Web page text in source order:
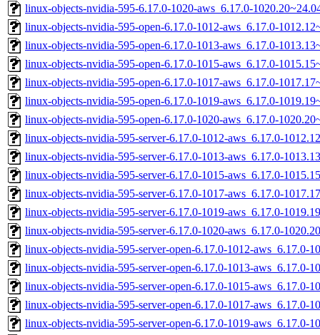
linux-objects-nvidia-595-6.17.0-1020-aws_6.17.0-
linux-objects-nvidia-595-open-6.17.0-1012-aws_6.17.0-
linux-objects-nvidia-595-open-6.17.0-1013-aws_6.17.0-
linux-objects-nvidia-595-open-6.17.0-1015-aws_6.17.0-
linux-objects-nvidia-595-open-6.17.0-1017-aws_6.17.0-
linux-objects-nvidia-595-open-6.17.0-1019-aws_6.17.0-
linux-objects-nvidia-595-open-6.17.0-1020-aws_6.17.0-
linux-objects-nvidia-595-server-6.17.0-1012-aws_6.17.0-
linux-objects-nvidia-595-server-6.17.0-1013-aws_6.17.0-
linux-objects-nvidia-595-server-6.17.0-1015-aws_6.17.0-
linux-objects-nvidia-595-server-6.17.0-1017-aws_6.17.0-
linux-objects-nvidia-595-server-6.17.0-1019-aws_6.17.0-
linux-objects-nvidia-595-server-6.17.0-1020-aws_6.17.0-
linux-objects-nvidia-595-server-open-6.17.0-1012-aws_6.17.0-
linux-objects-nvidia-595-server-open-6.17.0-1013-aws_6.17.0-
linux-objects-nvidia-595-server-open-6.17.0-1015-aws_6.17.0-
linux-objects-nvidia-595-server-open-6.17.0-1017-aws_6.17.0-
linux-objects-nvidia-595-server-open-6.17.0-1019-aws_6.17.0-